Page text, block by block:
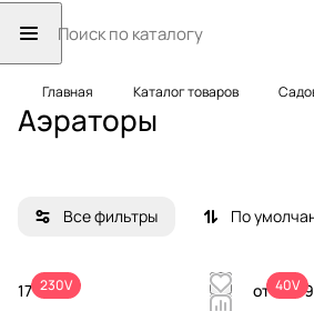
Главная Каталог товаров
Аэраторы
Все фильтры По
230V
17 990 ₽
40V
от 24